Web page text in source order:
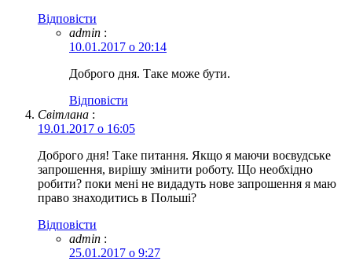
Відповіcти
admin :
10.01.2017 о 20:14
Доброго дня. Таке може бути.
Відповіcти
Світлана :
19.01.2017 о 16:05
Доброго дня! Таке питання. Якщо я маючи воєвудське
запрошення, вирішу змінити роботу. Що необхідно
робити? поки мені не видадуть нове запрошення я маю
право знаходитись в Польші?
Відповіcти
admin :
25.01.2017 о 9:27